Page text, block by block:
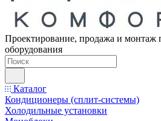
Проектирование, продажа и монтаж
оборудования
Каталог
Кондиционеры (сплит-системы)
Холодильные установки